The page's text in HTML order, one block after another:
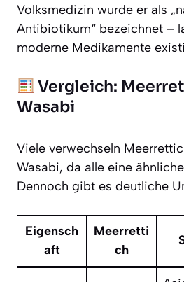
Volksmedizin wurde er als
Antibiotikum“ bezeichnet –
moderne Medikamente
Vergleich:
Wasabi
Viele verwechseln
Wasabi, da alle eine
Dennoch gibt es deutliche
Eigensch
aft
Meerretti
ch